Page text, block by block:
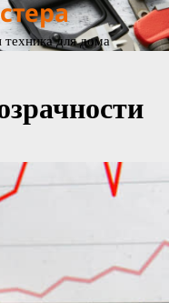
для дома